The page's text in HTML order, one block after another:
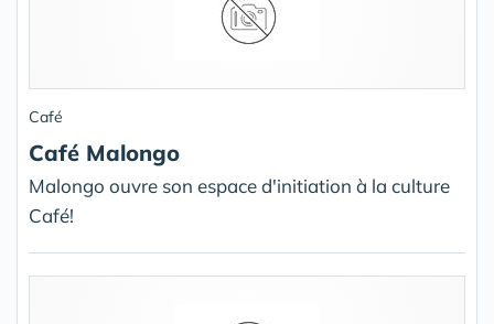
Café
Café Malongo
Malongo ouvre son espace d'initiation à la culture
Café!